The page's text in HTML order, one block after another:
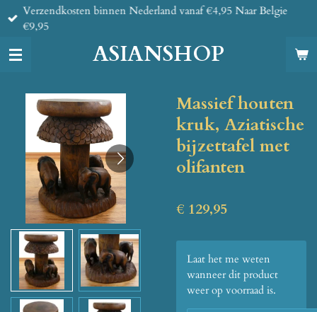
Ga
direct
de
ASIANSHOP
Verzendkosten binnen Nederland vanaf €4,95 Naar Belgie
€9,95
Massief houten
kruk, Aziatische
bijzettafel met
olifanten
€ 129,95
Laat het me weten
wanneer dit product
weer op voorraad is.